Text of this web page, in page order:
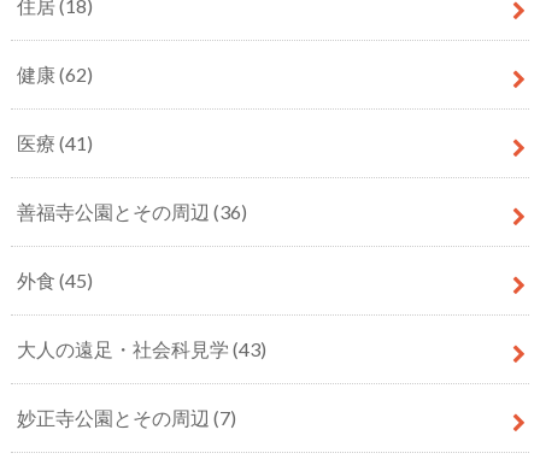
住居(18)
健康(62)
医療 (41)
善福寺公園とその周辺 (36)
外食 (45)
大人の遠足・社会科見学 (43)
妙正寺公園とその周辺 (7)